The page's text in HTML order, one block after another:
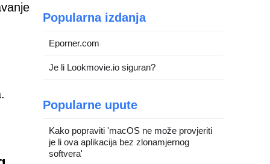
Popularna izdanja
Eporner.com
Je li Lookmovie.io siguran?
Popularne upute
Kako popraviti 'macOS ne može provjeriti
je li ova aplikacija bez zlonamjernog
softvera'